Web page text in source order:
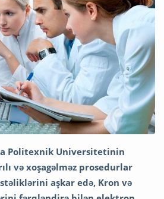
Politexnik Universitetinin
və xoşagəlməz prosedurlar
aşkar edə, Kron və